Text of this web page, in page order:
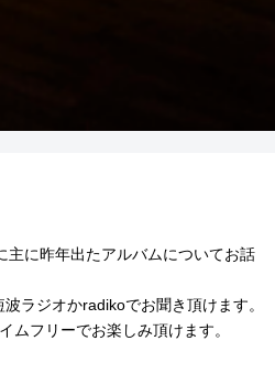
主に昨年出たアルバムについてお話
ラジオかradikoでお聞き頂けます。
ムフリーでお楽しみ頂けます。